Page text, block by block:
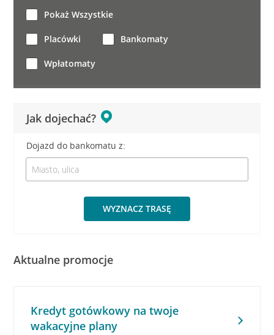
Jak dojechać?
Dojazd do bankomatu z:
WYZNACZ TRASĘ
Pokaż Wszystkie
Placówki Bankomaty
Wpłatomaty
Aktualne promocje
Kredyt gotówkowy na twoje
wakacyjne plany